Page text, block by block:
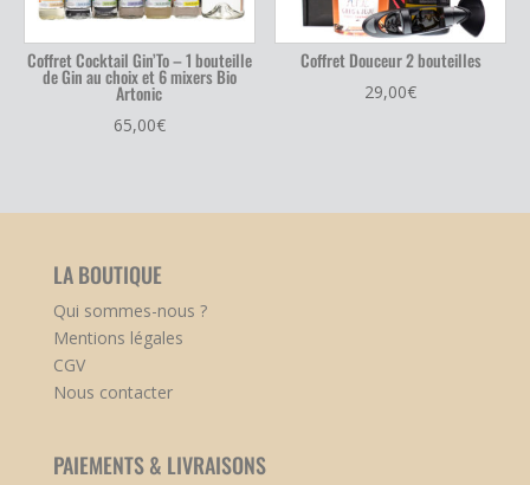
Coffret Cocktail Gin’To – 1 bouteille
de Gin au choix et 6 mixers Bio
Artonic
65,00€
Coffret Douceur 2 bouteilles
29,00€
LA BOUTIQUE
Qui sommes-nous ?
Mentions légales
CGV
Nous contacter
PAIEMENTS & LIVRAISONS